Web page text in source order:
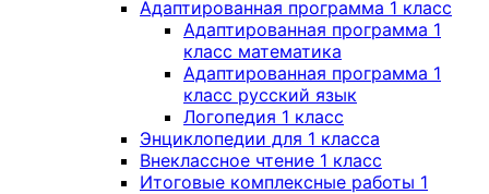
Адаптированная программа 1 класс
Адаптированная программа 1
класс математика
Адаптированная программа 1
класс русский язык
Логопедия 1 класс
Энциклопедии для 1 класса
Внеклассное чтение 1 класс
Итоговые комплексные работы 1